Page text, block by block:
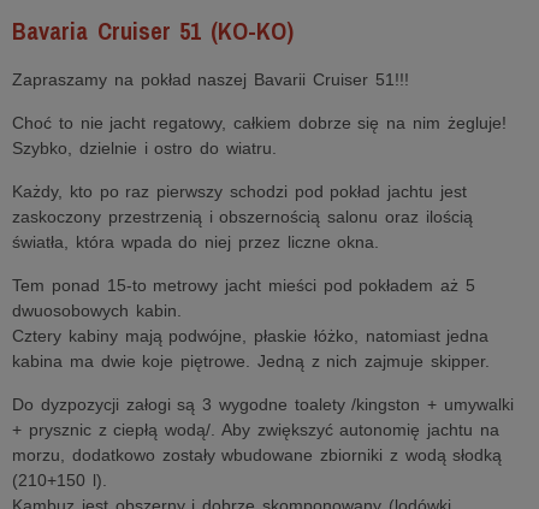
Bavaria Cruiser 51 (KO-KO)
Zapraszamy na pokład naszej Bavarii Cruiser 51!!!
Choć to nie jacht regatowy, całkiem dobrze się na nim żegluje!
Szybko, dzielnie i ostro do wiatru.
Każdy, kto po raz pierwszy schodzi pod pokład jachtu jest
zaskoczony przestrzenią i obszernością salonu oraz ilością
światła, która wpada do niej przez liczne okna.
Tem ponad 15-to metrowy jacht mieści pod pokładem aż 5
dwuosobowych kabin.
Cztery kabiny mają podwójne, płaskie łóżko, natomiast jedna
kabina ma dwie koje piętrowe. Jedną z nich zajmuje skipper.
Do dyzpozycji załogi są 3 wygodne toalety /kingston + umywalki
+ prysznic z ciepłą wodą/. Aby zwiększyć autonomię jachtu na
morzu, dodatkowo zostały wbudowane zbiorniki z wodą słodką
(210+150 l).